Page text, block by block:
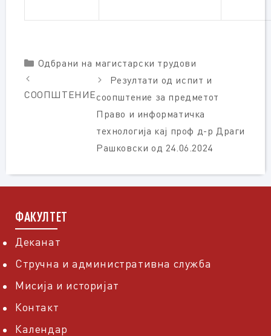
Categories
Одбрани на магистарски трудови
СООПШТЕНИЕ
Резултати од испит и
соопштение за предметот
Право и информатичка
технологија кај проф д-р Драги
Рашковски од 24.06.2024
ФАКУЛТЕТ
Деканат
Стручна и административна служба
Мисија и историјат
Контакт
Календар